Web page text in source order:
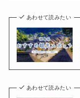
あわせて読みたい
あわせて読みたい